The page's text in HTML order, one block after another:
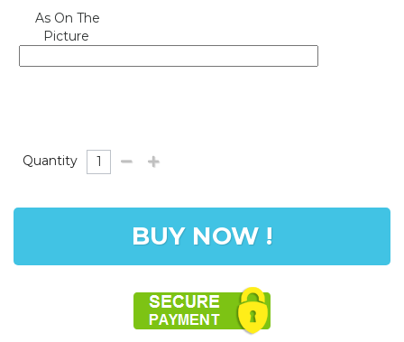
As On The
Picture
Quantity
BUY NOW !